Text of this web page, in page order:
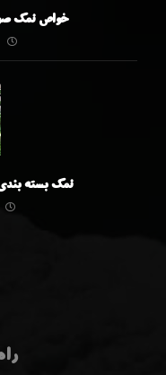
خواص نمک
نمک بسته